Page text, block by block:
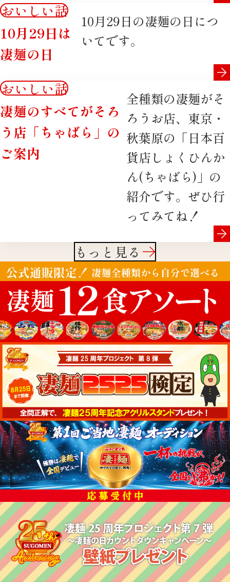
おいしい話
10月29日は
凄麺の日
10月29日の凄麺の日につ
いてです。
おいしい話
凄麺のすべてがそろ
う店「ちゃばら」の
ご案内
全種類の凄麺がそ
ろうお店、東京・
秋葉原の「日本百
貨店しょくひんか
ん(ちゃばら)」の
紹介です。ぜひ行
ってみてね！
もっと見る